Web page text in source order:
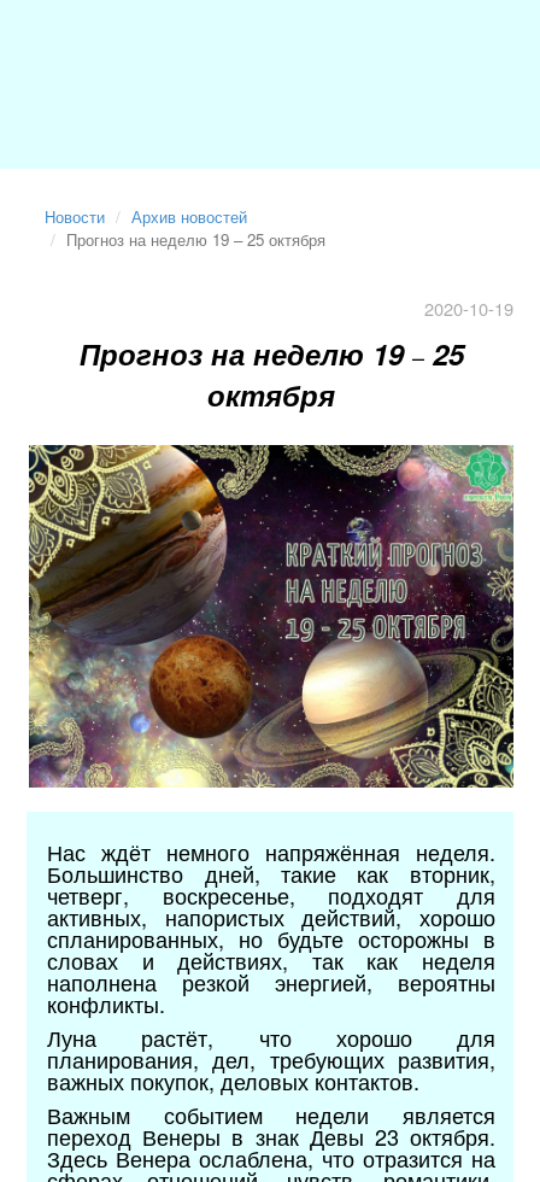
Новости
Архив новостей
Прогноз на неделю 19 – 25 октября
2020-10-19
Прогноз на неделю 19 –25
октября
Нас ждёт немного напряжённая неделя.
Большинство дней, такие как вторник,
четверг, воскресенье, подходят для
активных, напористых действий, хорошо
спланированных, но будьте осторожны в
словах и действиях, так как неделя
наполнена резкой энергией, вероятны
конфликты.
Луна растёт, что хорошо для
планирования, дел, требующих развития,
важных покупок, деловых контактов.
Важным событием недели является
переход Венеры в знак Девы 23 октября.
Здесь Венера ослаблена, что отразится на